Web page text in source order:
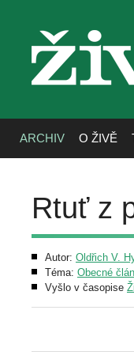
ARCHIV O ŽIVĚ
Rtuť z
Autor: Oldřich V.
Téma: Obecné
Vyšlo v časopise